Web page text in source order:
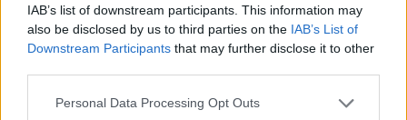
IAB’s list of downstream participants. This information may
also be disclosed by us to third parties on the IAB’s List of
Downstream Participants that may further disclose it to other
Personal Data Processing Opt Outs
Eller logga in på ditt konto nedan: